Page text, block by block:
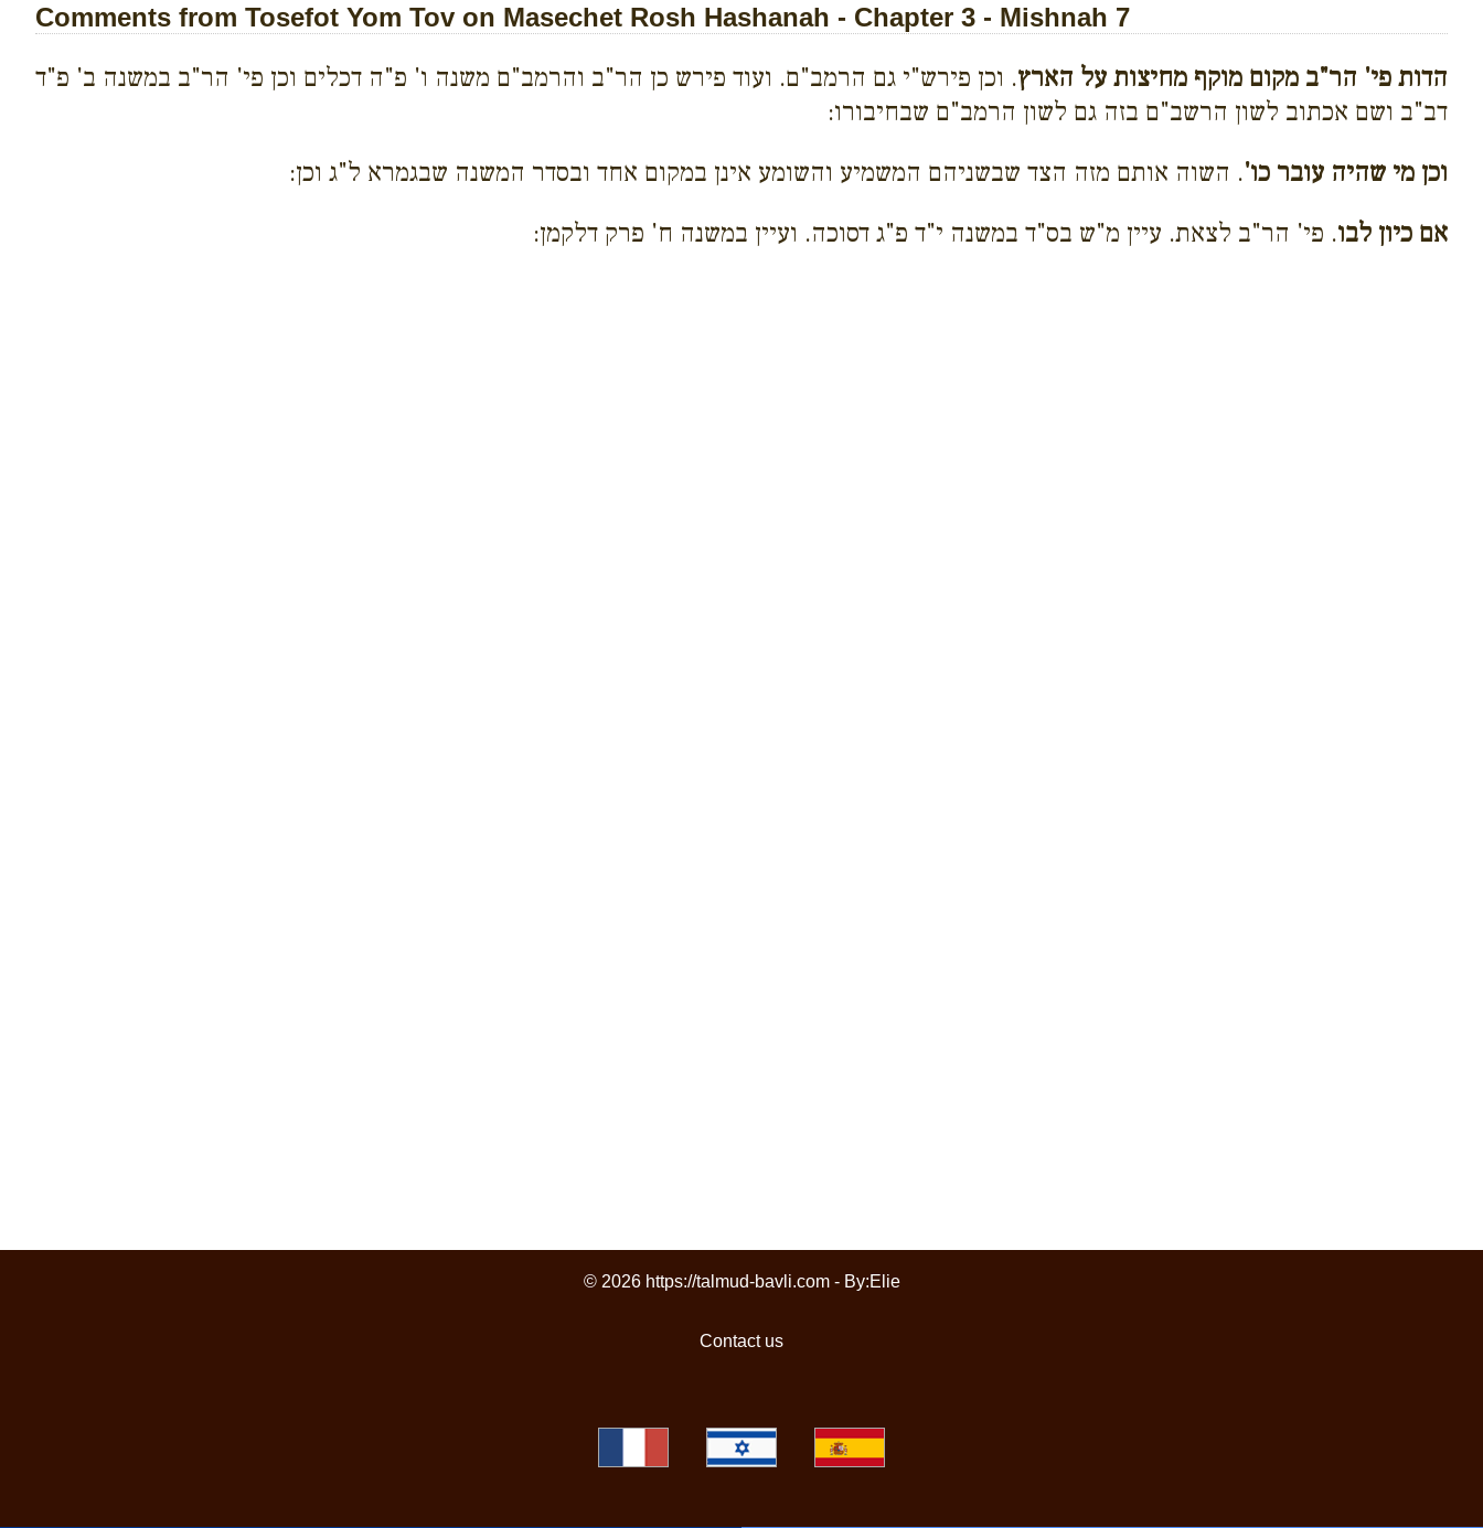
Comments from Tosefot Yom Tov on Masechet Rosh Hashanah - Chapter 3 - Mishnah 7
הדות פי' הר"ב מקום מוקף מחיצות על הארץ. וכן פירש"י גם הרמב"ם. ועוד פירש כן הר"ב והרמב"ם משנה ו' פ"ה דכלים וכן פי' הר"ב במשנה ב' פ"ד
דב"ב ושם אכתוב לשון הרשב"ם בזה גם לשון הרמב"ם שבחיבורו:
וכן מי שהיה עובר כו'. השוה אותם מזה הצד שבשניהם המשמיע והשומע אינן במקום אחד ובסדר המשנה שבגמרא ל"ג וכן:
אם כיון לבו. פי' הר"ב לצאת. עיין מ"ש בס"ד במשנה י"ד פ"ג דסוכה. ועיין במשנה ח' פרק דלקמן:
© 2026 https://talmud-bavli.com - By:Elie
Contact us